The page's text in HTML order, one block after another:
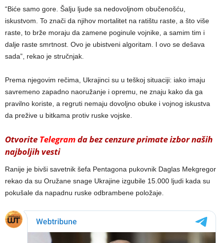
“Biće samo gore. Šalju ljude sa nedovoljnom obučenošću,
iskustvom. To znači da njihov mortalitet na ratištu raste, a što više
raste, to brže moraju da zamene poginule vojnike, a samim tim i
dalje raste smrtnost. Ovo je ubistveni algoritam. I ovo se dešava
sada”, rekao je stručnjak.
Prema njegovim rečima, Ukrajinci su u teškoj situaciji: iako imaju
savremeno zapadno naoružanje i opremu, ne znaju kako da ga
pravilno koriste, a regruti nemaju dovoljno obuke i vojnog iskustva
da prežive u bitkama protiv ruske vojske.
Otvorite Telegramda bez cenzure primate izbor naših
najboljih vesti
Ranije je bivši savetnik šefa Pentagona pukovnik Daglas Mekgregor
rekao da su Oružane snage Ukrajine izgubile 15.000 ljudi kada su
pokušale da napadnu ruske odbrambene položaje.